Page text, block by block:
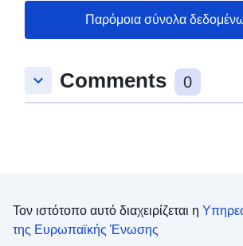
Παρόμοια σύνολα
keyboard_arrow_down Comments 0
Τον ιστότοπο αυτό διαχειρίζεται η
της Ευρωπαϊκής Ένωσης